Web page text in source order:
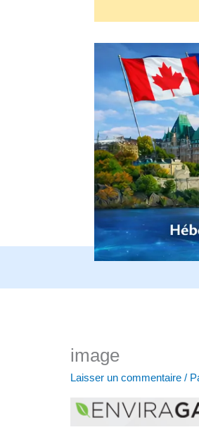
image
Laisser un commentaire /